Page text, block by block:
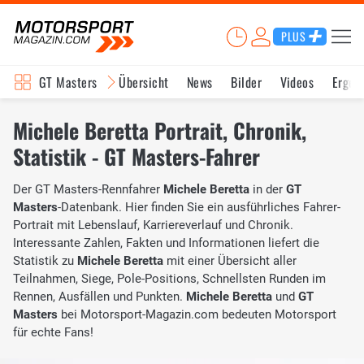
PLUS
GT Masters Übersicht News Bilder Videos
Michele Beretta Portrait, Chronik,
Statistik - GT Masters-Fahrer
Der GT Masters-Rennfahrer Michele Beretta in der GT
Masters-Datenbank. Hier finden Sie ein ausführliches Fahrer-
Portrait mit Lebenslauf, Karriereverlauf und Chronik.
Interessante Zahlen, Fakten und Informationen liefert die
Statistik zu Michele Beretta mit einer Übersicht aller
Teilnahmen, Siege, Pole-Positions, Schnellsten Runden im
Rennen, Ausfällen und Punkten. Michele Beretta und GT
Masters bei Motorsport-Magazin.com bedeuten Motorsport
für echte Fans!